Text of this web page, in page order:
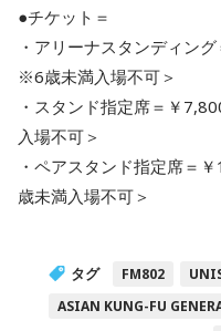
●チケット＝
・アリーナスタンディン
※6歳未満入場不可＞
・スタンド指定席＝￥
入場不可＞
・ペアスタンド指定席
歳未満入場不可＞
タグ FM802
ASIAN KUNG-FU